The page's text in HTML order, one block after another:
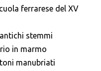
ferrarese del XV
stemmi
in marmo
manubriati